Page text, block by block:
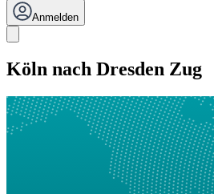
Anmelden
Köln nach Dresden Zug